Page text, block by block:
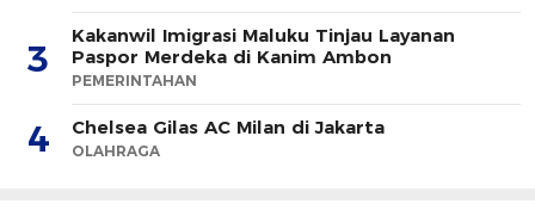
3
Kakanwil Imigrasi Maluku Tinjau Layanan
Paspor Merdeka di Kanim Ambon
PEMERINTAHAN
4 Chelsea Gilas AC Milan di Jakarta
OLAHRAGA